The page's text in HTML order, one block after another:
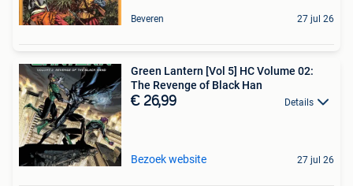
Beveren 27 jul 26
Green Lantern [Vol 5] HC Volume 02:
The Revenge of Black Han
€ 26,99 Details
Bezoek website 27 jul 26